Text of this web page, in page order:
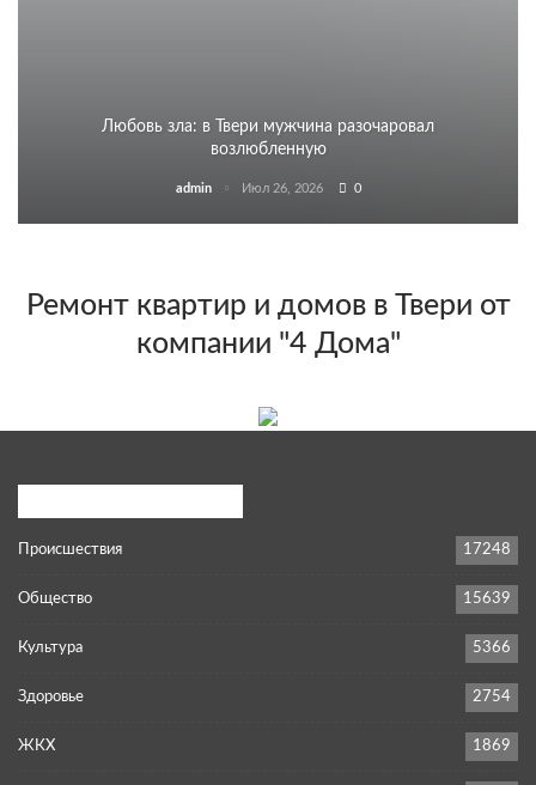
Любовь зла: в Твери мужчина разочаровал
возлюбленную
admin Июл 26, 2026 0
Ремонт квартир и домов в Твери от
компании "4 Дома"
Происшествия 17248
Общество 15639
Культура 5366
Здоровье 2754
ЖКХ 1869